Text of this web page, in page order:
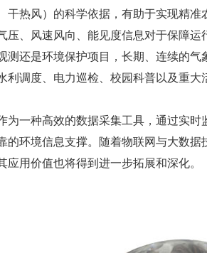
干热风）的科学依据，有助于实现精
压、风速风向、能见度信息对于保障
测还是环境保护项目，长期、连续的
利调度、电力巡检、校园科普以及重大
为一种高效的数据采集工具，通过实
的环境信息支撑。随着物联网与大数
应用价值也将得到进一步拓展和深化。